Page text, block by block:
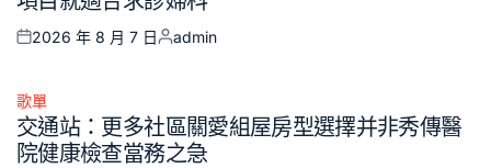
Posted
2026 年 8 月 7 日
Posted
admin
Posted
in
歌單
交通站：更多社區關愛組屋房型選擇并非秀傳醫
院健康檢查當務之急